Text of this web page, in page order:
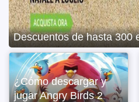
Colección Street Fighter
Revisión
¿Cómo descargar y
jugar Angry Birds 2